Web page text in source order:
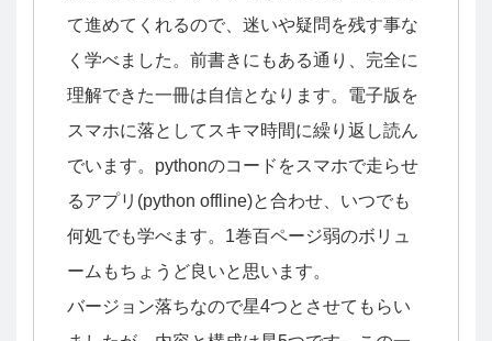
て進めてくれるので、迷いや疑問を残す事な
く学べました。前書きにもある通り、完全に
理解できた一冊は自信となります。電子版を
スマホに落としてスキマ時間に繰り返し読ん
でいます。pythonのコードをスマホで走らせ
るアプリ(python offline)と合わせ、いつでも
何処でも学べます。1巻百ページ弱のボリュ
ームもちょうど良いと思います。
バージョン落ちなので星4つとさせてもらい